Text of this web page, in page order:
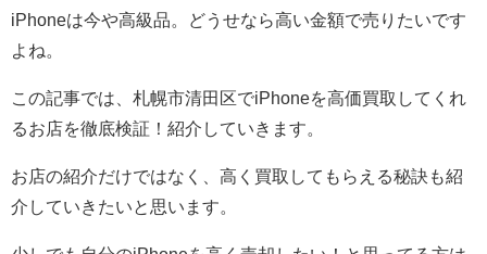
iPhoneは今や高級品。どうせなら高い金額で売りたいです
よね。
この記事では、札幌市清田区でiPhoneを高価買取してくれ
るお店を徹底検証！紹介していきます。
お店の紹介だけではなく、高く買取してもらえる秘訣も紹
介していきたいと思います。